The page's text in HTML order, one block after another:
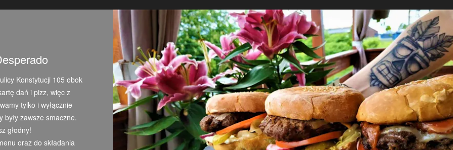
Konstytucji 105 obok
dań i pizz, więc z
tylko i wyłącznie
były zawsze smaczne.
głodny!
oraz do składania